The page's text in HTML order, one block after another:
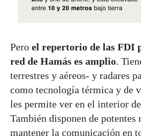
Pero el repertorio de las FDI
red de Hamás es amplio.
terrestres y aéreos- y radares
como tecnología térmica y de
les permite ver en el interior
También disponen de potentes
mantener la comunicación en